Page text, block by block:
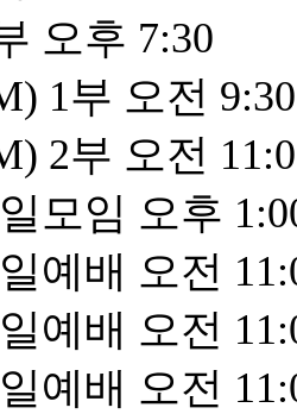
오후 7:30
1부 오전 9:30
2부 오전
모임 오후
예배 오전
예배 오전
예배 오전